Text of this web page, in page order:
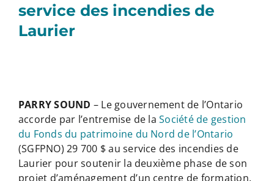
service des incendies de
Laurier
PARRY SOUND – Le gouvernement de l’Ontario
accorde par l’entremise de laSociété de gestion
du Fonds du patrimoine du Nord de l’Ontario
(SGFPNO) 29 700 $ au service des incendies de
Laurier pour soutenir la deuxième phase de son
projet d’aménagement d’un centre de formation.